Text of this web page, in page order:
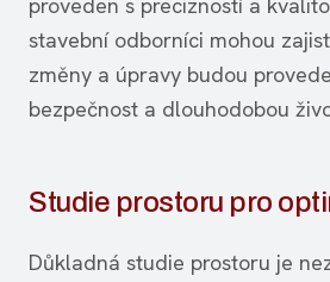
stavební odborníci mohou
změny a úpravy budou
bezpečnost a dlouhodobou
Studie prostoru pro
Důkladná studie prostoru je